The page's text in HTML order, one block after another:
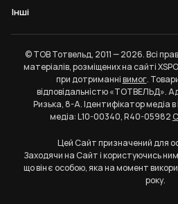
Інші
© ТОВ Тотвельд, 2011 — 2026. Всі
матеріалів, розміщених на сайті
при дотриманнівимог.
відповідальністю «ТОТВЕЛЬД».
Ризька, 8-А. Ідентифікатор медіа в
медіа: L10-00340, R40-05982
Цей Сайт призначений для
Заходячи на Сайт і користуючись
що він є особою, яка на момент
року.